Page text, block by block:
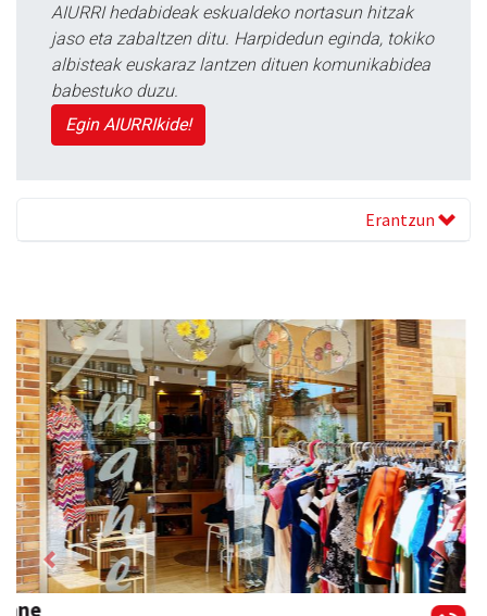
AIURRI hedabideak eskualdeko nortasun hitzak
jaso eta zabaltzen ditu. Harpidedun eginda, tokiko
albisteak euskaraz lantzen dituen komunikabidea
babestuko duzu.
Egin AIURRIkide!
Erantzun
Erniobea BHI
Previous Next